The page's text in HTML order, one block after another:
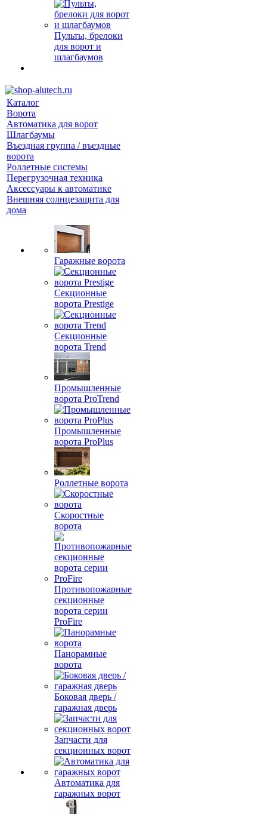
Пульты, брелоки
для ворот и
шлагбаумов
Каталог
Ворота
Автоматика для ворот
Шлагбаумы
Въездная группа / въездные
ворота
Роллетные системы
Перегрузочная техника
Аксессуары к автоматике
Внешняя солнцезащита для
дома
Гаражные ворота
Секционные
ворота Prestige
Секционные
ворота Trend
Промышленные
ворота ProTrend
Промышленные
ворота ProPlus
Роллетные ворота
Скоростные
ворота
Противопожарные
секционные
ворота серии
ProFire
Панорамные
ворота
Боковая дверь /
гаражная дверь
Запчасти для
секционных ворот
Автоматика для
гаражных ворот